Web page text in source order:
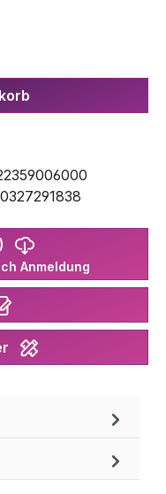
Anmeldung